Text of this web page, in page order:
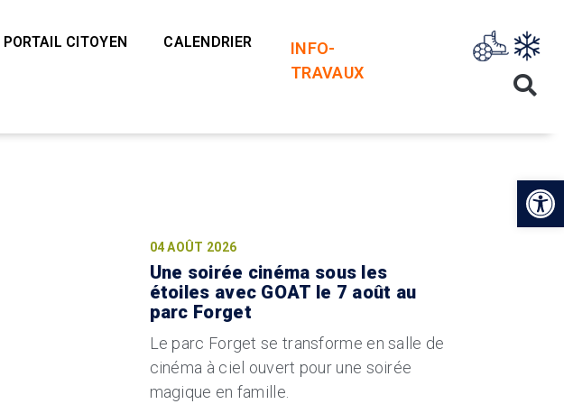
PORTAIL CITOYEN CALENDRIER
INFO-
TRAVAUX
04 AOÛT 2026
Une soirée cinéma sous les
étoiles avec GOAT le 7 août au
parc Forget
Le parc Forget se transforme en salle de
cinéma à ciel ouvert pour une soirée
magique en famille.